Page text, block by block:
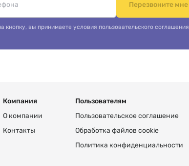
Перезвоните мне
кнопку, вы принимаете условия пользовательского соглашения
Компания
О компании
Контакты
Пользователям
Пользовательское соглашение
Обработка файлов cookie
Политика конфиденциальности